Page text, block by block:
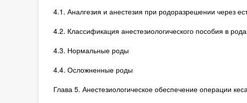
4.1. Аналгезия и анестезия при родоразрешении через
4.2. Классификация анестезиологического пособия в
4.3. Нормальные роды
4.4. Осложненные роды
Глава 5. Анестезиологическое обеспечение операции